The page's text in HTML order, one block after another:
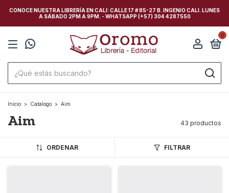
CONOCE NUESTRA LIBRERÍA EN CALI: CALLE 17 # 85-27 B. INGENIO CALI. LUNES
A SÁBADO 2PM A 9PM. - WHATSAPP (+57) 304 4287550
0
Inicio > Catalogo > Aim
Aim 43 productos
ORDENAR FILTRAR